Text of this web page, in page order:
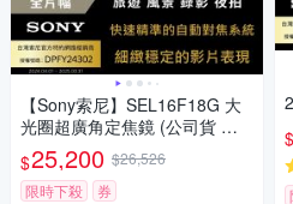
【Sony索尼】SEL16F18G 大
光圈超廣角定焦鏡 (公司貨 保
固24個月)
$25,200 $26,526
限時下殺
券
$